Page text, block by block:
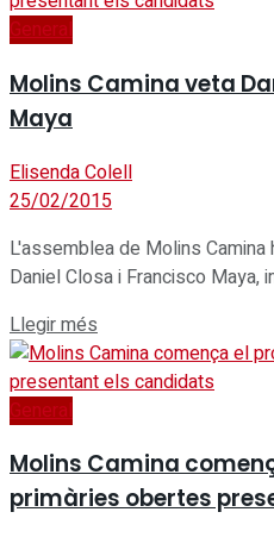
General
Molins Camina veta
Maya
Elisenda Colell
25/02/2015
L'assemblea de Molins
Daniel Closa i Francisco Maya,
Llegir més
General
Molins Camina
primàries obertes